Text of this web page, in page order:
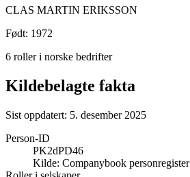
CLAS MARTIN ERIKSSON
Født: 1972
6 roller i norske bedrifter
Kildebelagte fakta
Sist oppdatert: 5. desember 2025
Person-ID
PK2dPD46
Kilde: Companybook personregister